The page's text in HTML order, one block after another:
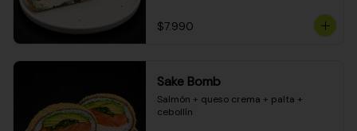
$7.990
Sake Bomb
Salmón + queso crema + palta +
cebollín